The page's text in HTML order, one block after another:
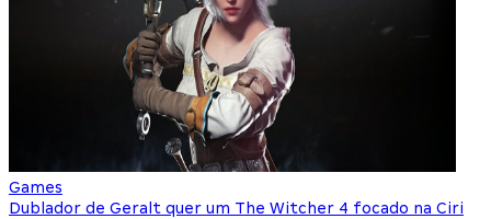
Games
Dublador de Geralt quer um The Witcher 4 focado na Ciri